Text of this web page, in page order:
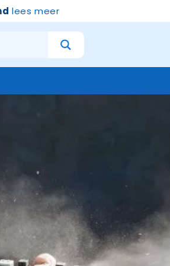
lees meer
& bezems
– handtrekkers